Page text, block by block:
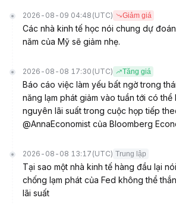
2026-08-09 04:48 (UTC) Giảm giá
Các nhà kinh tế học nói chung dự
năm của Mỹ sẽ giảm nhẹ.
2026-08-08 17:30 (UTC) Tăng giá
Báo cáo việc làm yếu bất ngờ trong
năng lạm phát giảm vào tuần tới có thể
nguyên lãi suất trong cuộc họp tiếp
@AnnaEconomist của Bloomberg
2026-08-08 13:17 (UTC) Trung lập
Tại sao một nhà kinh tế hàng đầu lại
chống lạm phát của Fed không thể
lãi suất